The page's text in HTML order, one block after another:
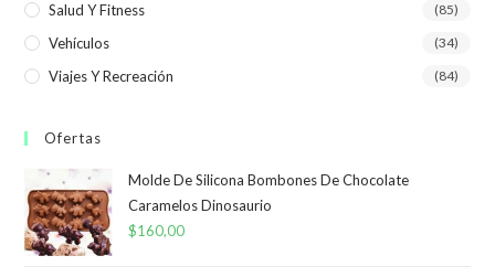
Salud Y Fitness (85)
Vehículos (34)
Viajes Y Recreación (84)
Ofertas
Molde De Silicona Bombones De Chocolate
Caramelos Dinosaurio
$160,00